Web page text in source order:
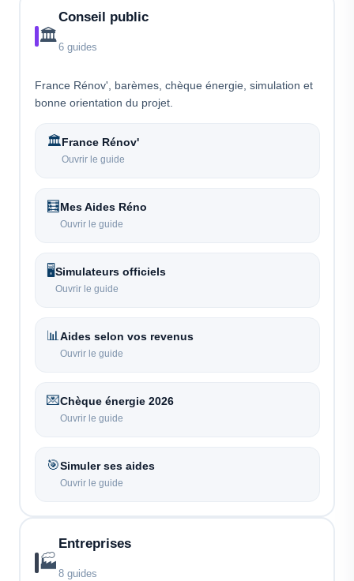
🏛️
Conseil public
6 guides
France Rénov', barèmes, chèque énergie, simulation et
bonne orientation du projet.
🏛️France Rénov'
Ouvrir le guide
🧮Mes Aides Réno
Ouvrir le guide
🖥️Simulateurs officiels
Ouvrir le guide
📊 Aides selon vos revenus
Ouvrir le guide
💌Chèque énergie 2026
Ouvrir le guide
🎯Simuler ses aides
Ouvrir le guide
🏭
Entreprises
8 guides